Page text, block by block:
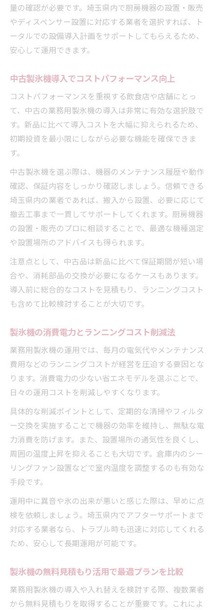
量の確認が必要です。埼玉県内で厨房機器の設置・販売
やディスペンサー設置に対応する業者を選択すれば、ト
ータルでの設備導入計画をサポートしてもらえるため、
安心して運用できます。
中古製氷機導入でコストパフォーマンス向上
コストパフォーマンスを重視する飲食店や店舗にとっ
て、中古の業務用製氷機の導入は非常に有効な選択肢で
す。新品に比べて導入コストを大幅に抑えられるため、
初期投資を最小限にしながら必要な機能を確保できま
す。
中古製氷機を選ぶ際は、機器のメンテナンス履歴や動作
確認、保証内容をしっかり確認しましょう。信頼できる
埼玉県内の業者であれば、搬入から設置、必要に応じて
撤去工事まで一貫してサポートしてくれます。厨房機器
の設置・販売のプロに相談することで、最適な機種選定
や設置場所のアドバイスも得られます。
注意点として、中古品は新品に比べて保証期間が短い場
合や、消耗部品の交換が必要になるケースもあります。
導入前に総合的なコストを見積もり、ランニングコスト
も含めて比較検討することが大切です。
製氷機の消費電力とランニングコスト削減法
業務用製氷機の運用では、毎月の電気代やメンテナンス
費用などのランニングコストが経営を圧迫する要因とな
ります。消費電力の少ない省エネモデルを選ぶことで、
日々の運用コストを削減しやすくなります。
具体的な削減ポイントとして、定期的な清掃やフィルタ
ー交換を実施することで機器の効率を維持し、無駄な電
力消費を防げます。また、設置場所の通気性を良くし、
周囲の温度上昇を抑えることも大切です。倉庫内のシー
リングファン設置などで室内温度を調整するのも有効な
手段です。
運用中に異音や氷の出来が悪いと感じた際は、早めに点
検を依頼しましょう。埼玉県内でアフターサポートまで
対応する業者なら、トラブル時も迅速に対応してくれる
ため、安心して長期運用が可能です。
製氷機の無料見積もり活用で最適プランを比較
業務用製氷機の導入や入れ替えを検討する際、複数業者
から無料見積もりを取得することが重要です。これによ